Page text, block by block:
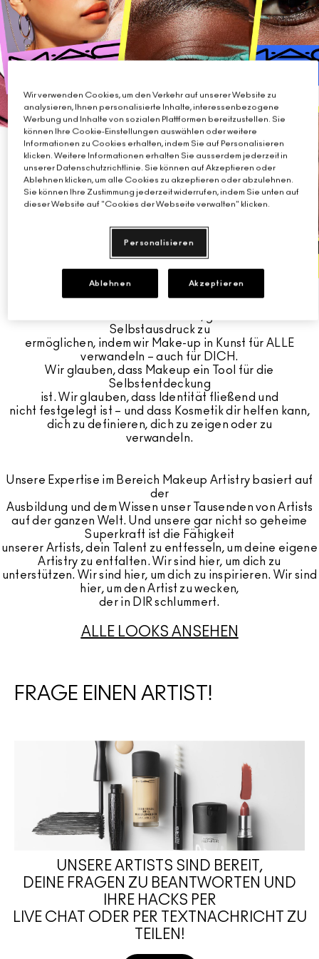
Verstehe deinen M·A·C Foundation-Shade
ALLE GESICHTSPRODUKTE SHOPPEN
Mini-M·A·C
ALLE AUGENPRODUKTE SHOPPEN
ALLE PINSEL KAUFEN
Selbstausdruck zu
ermöglichen, indem wir Make-up in Kunst für ALLE
verwandeln – auch für DICH.
Wir glauben, dass Makeup ein Tool für die
Selbstentdeckung
ist. Wir glauben, dass Identität fließend und
nicht festgelegt ist – und dass Kosmetik dir helfen kann,
dich zu definieren, dich zu zeigen oder zu
verwandeln.
Unsere Expertise im Bereich Makeup Artistry basiert auf
der
Ausbildung und dem Wissen unser Tausenden von Artists
auf der ganzen Welt. Und unsere gar nicht so geheime
Superkraft ist die Fähigkeit
unserer Artists, dein Talent zu entfesseln, um deine eigene
Artistry zu entfalten. Wir sind hier, um dich zu
unterstützen. Wir sind hier, um dich zu inspirieren. Wir sind
hier, um den Artist zu wecken,
der in DIR schlummert.
ALLE LOOKS ANSEHEN
FRAGE EINEN ARTIST!
UNSERE ARTISTS SIND BEREIT,
DEINE FRAGEN ZU BEANTWORTEN UND
IHRE HACKS PER
LIVE CHAT ODER PER TEXTNACHRICHT ZU
TEILEN!
Wir verwenden Cookies, um den Verkehr auf unserer Website zu
analysieren, Ihnen personalisierte Inhalte, interessenbezogene
Werbung und Inhalte von sozialen Plattformen bereitzustellen. Sie
können Ihre Cookie-Einstellungen auswählen oder weitere
Informationen zu Cookies erhalten, indem Sie auf Personalisieren
klicken. Weitere Informationen erhalten Sie ausserdem jederzeit in
unserer Datenschutzrichtlinie. Sie können auf Akzeptieren oder
Ablehnen klicken, um alle Cookies zu akzeptieren oder abzulehnen.
Sie können Ihre Zustimmung jederzeit widerrufen, indem Sie unten auf
dieser Website auf "Cookies der Webseite verwalten" klicken.
Personalisieren
Ablehnen Akzeptieren